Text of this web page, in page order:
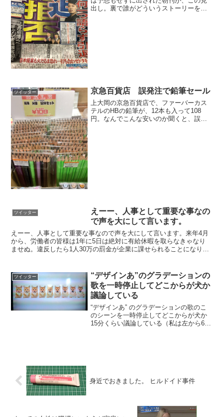
出し。裏で誰がどういうストーリーを描
ツイッター 京急百貨店 誤発注で鉛筆セール
上大岡の京急百貨店で、ファーバーカス
テルのHBの鉛筆が、12本も入って108
円。なんでこんな安いのか聞くと、誤発
ツイッター
えーー、人事として重要な事なの
で声を大にして言います。
えーー、人事として重要な事なので声を大にして言います。来年4月
から、労働者の皆様は1年に5日は絶対に有給休暇を取らなきゃなり
ませぬ。違反したら1人30万の罰金が企業に課せられることになりま
ツイッター
“デザインあ”のグラデーションの
歌を一時停止してどこからが犬か
議論している
“デザインあ” のグラデーションの歌のこ
のシーンを一時停止してどこからが犬か
15分くらい議論している（私は左から6番
身近でおきました。 ヒルドイド事件